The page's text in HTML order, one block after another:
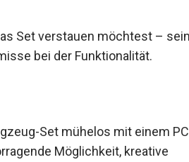
Set verstauen möchtest –
bei der Funktionalität.
Set mühelos mit einem PC
Möglichkeit, kreative